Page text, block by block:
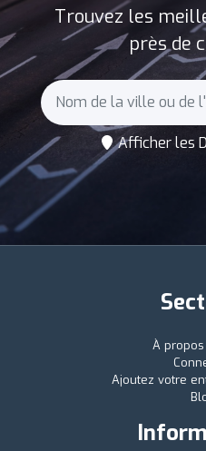
Trouvez les
près de
Afficher les
À
Ajoutez votre